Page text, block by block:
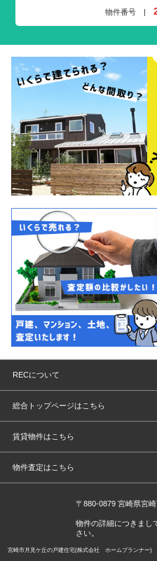
物件番号 |
RECについて
総合トップページはこちら
賃貸物件はこちら
物件査定はこちら
〒880-0879 宮崎県宮
物件の詳細につきまし
さい。
宮崎市月見ケ丘の戸建住宅(株式会社 ホームプランナー)